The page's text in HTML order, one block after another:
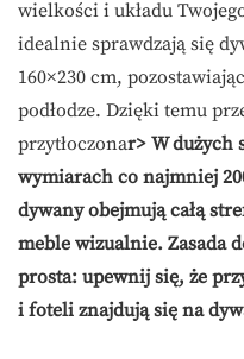
wielkości i układu
idealnie sprawdzają się
160×230 cm,
podłodze. Dzięki temu
przytłoczonar> W dużych
wymiarach co najmniej
dywany obejmują całą
meble wizualnie. Zasada
prosta: upewnij się, że
i foteli znajdują się na